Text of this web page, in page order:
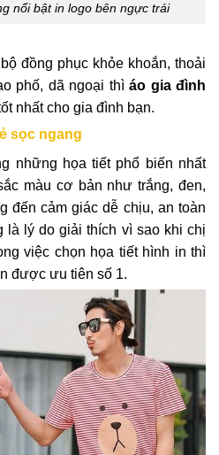
nổi bật in logo bên ngực trái
đồng phục khỏe khoắn, thoải
phố, dã ngoại thì áo gia đình
nhất cho gia đình bạn.
sọc ngang
những họa tiết phổ biến nhất
màu cơ bản như trắng, đen,
đến cảm giác dễ chịu, an toàn
lý do giải thích vì sao khi chị
việc chọn họa tiết hình in thì
được ưu tiên số 1.